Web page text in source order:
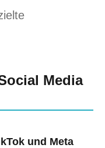
Media
und Meta